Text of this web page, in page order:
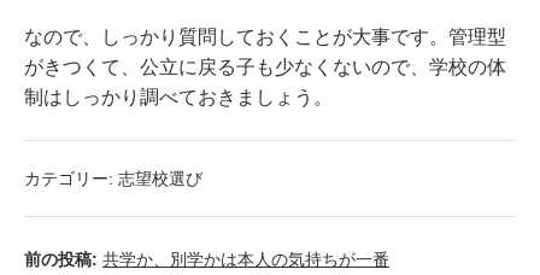
なので、しっかり質問しておくことが大事です。管理型
がきつくて、公立に戻る子も少なくないので、学校の体
制はしっかり調べておきましょう。
カテゴリー: 志望校選び
前の投稿: 共学か、別学かは本人の気持ちが一番